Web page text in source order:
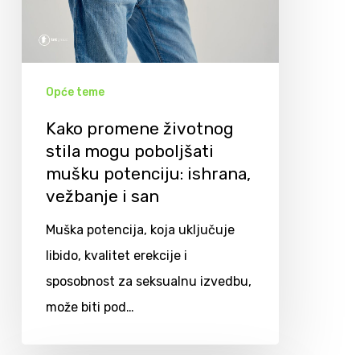
Opće teme
Kako promene životnog
stila mogu poboljšati
mušku potenciju: ishrana,
vežbanje i san
Muška potencija, koja uključuje
libido, kvalitet erekcije i
sposobnost za seksualnu izvedbu,
može biti pod…